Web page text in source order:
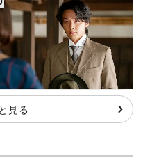
見る